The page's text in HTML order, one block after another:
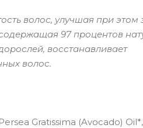
волос, улучшая при этом
97 процентов
восстанавливает
волос.
Gratissima (Avocado)